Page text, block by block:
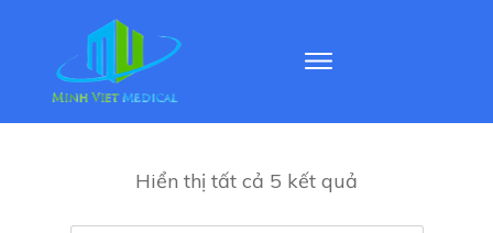
Hiển thị tất cả 5 kết quả